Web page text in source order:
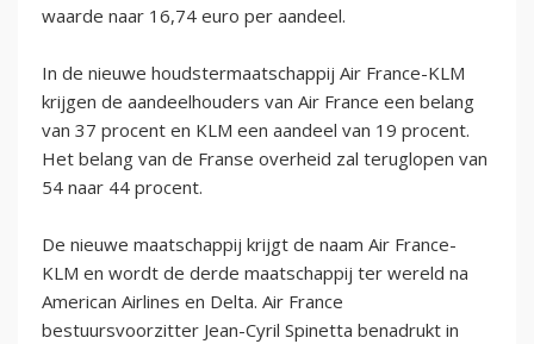
waarde naar 16,74 euro per aandeel.
In de nieuwe houdstermaatschappij Air France-KLM
krijgen de aandeelhouders van Air France een belang
van 37 procent en KLM een aandeel van 19 procent.
Het belang van de Franse overheid zal teruglopen van
54 naar 44 procent.
De nieuwe maatschappij krijgt de naam Air France-
KLM en wordt de derde maatschappij ter wereld na
American Airlines en Delta. Air France
bestuursvoorzitter Jean-Cyril Spinetta benadrukt in